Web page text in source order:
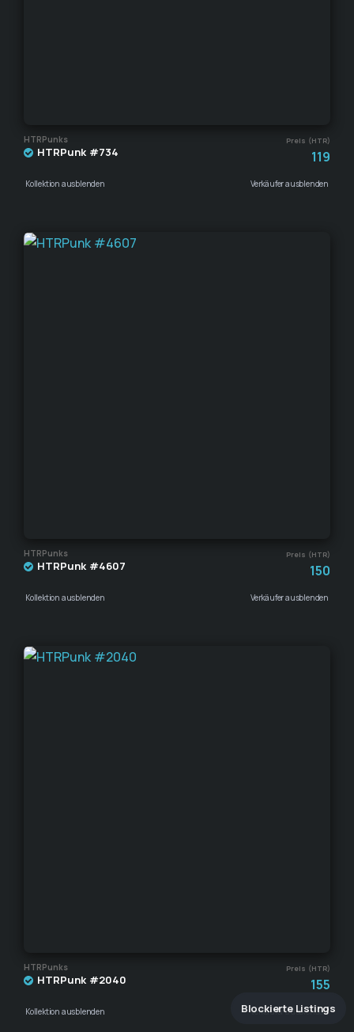
HTRPunks Preis (HTR)
HTRPunk #734 119
Kollektion ausblenden Verkäufer ausblenden
HTRPunks Preis (HTR)
HTRPunk #4607 150
Kollektion ausblenden Verkäufer ausblenden
HTRPunks Preis (HTR)
HTRPunk #2040 155
Kollektion ausblenden Verkäufer ausblenden
Blockierte Listings